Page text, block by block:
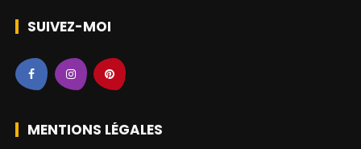
SUIVEZ-MOI
MENTIONS LÉGALES